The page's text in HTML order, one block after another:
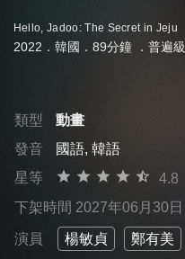
Hello, Jadoo: The Secret in Jeju
2022．韓國．89分鐘 ． 普遍級
類型
動畫
發音
國語, 韓語
星等
4.8
下架時間 2027年06月30日
演員 楊敏貞 鄭有美